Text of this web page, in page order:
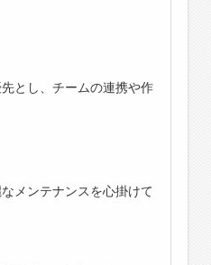
とし、チームの連携や作
メンテナンスを心掛けて